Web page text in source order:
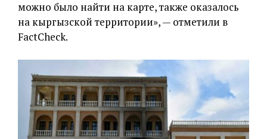
можно было найти на карте, также оказалось
на кыргызской территории», — отметили в
FactCheck.